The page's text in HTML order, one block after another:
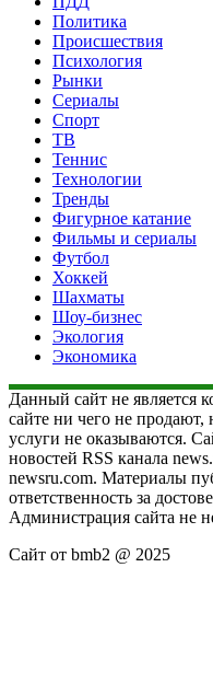
Политика
Происшествия
Психология
Рынки
Сериалы
Спорт
ТВ
Теннис
Технологии
Тренды
Фигурное катание
Фильмы и сериалы
Футбол
Хоккей
Шахматы
Шоу-бизнес
Экология
Экономика
Данный сайт не является
сайте ни чего не
услуги не оказываются.
новостей RSS канала
newsru.com. Материалы
ответственность за
Администрация сайта не
Сайт от bmb2 @ 2025